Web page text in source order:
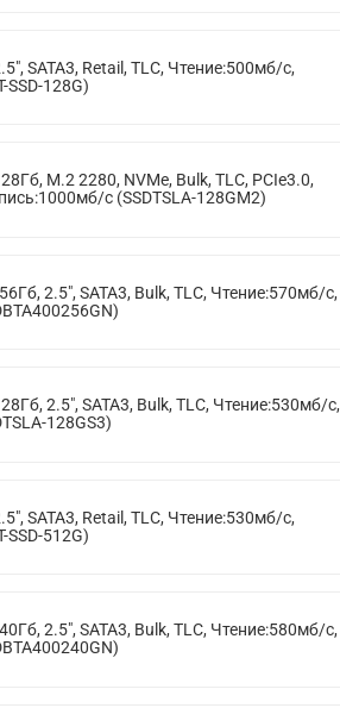
SATA3, Retail, TLC, Чтение:500мб/с,
128G)
M.2 2280, NVMe, Bulk, TLC, PCIe3.0,
с (SSDTSLA-128GM2)
2.5", SATA3, Bulk, TLC, Чтение:570мб/с,
2.5", SATA3, Bulk, TLC, Чтение:530мб/с,
128GS3)
SATA3, Retail, TLC, Чтение:530мб/с,
512G)
2.5", SATA3, Bulk, TLC, Чтение:580мб/с,